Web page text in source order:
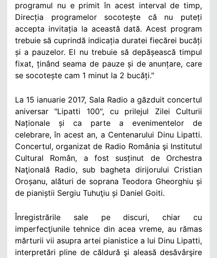
programul nu e primit în acest interval de timp,
Direcția programelor socotește că nu puteți
accepta invitația la această dată. Acest program
trebuie să cuprindă indicația duratei fiecărei bucăți
și a pauzelor. El nu trebuie să depășească timpul
fixat, ținând seama de pauze și de anunțare, care
se socotește cam 1 minut la 2 bucăți."
La 15 ianuarie 2017, Sala Radio a găzduit concertul
aniversar "Lipatti 100", cu prilejul Zilei Culturii
Naționale și ca parte a evenimentelor de
celebrare, în acest an, a Centenarului Dinu Lipatti.
Concertul, organizat de Radio România şi Institutul
Cultural Român, a fost susținut de Orchestra
Naţională Radio, sub bagheta dirijorului Cristian
Oroșanu, alături de soprana Teodora Gheorghiu și
de pianiștii Sergiu Tuhuţiu și Daniel Goiti.
Înregistrările sale pe discuri, chiar cu
imperfecţiunile tehnice din acea vreme, au rămas
mărturii vii asupra artei pianistice a lui Dinu Lipatti,
interpretări pline de căldură şi aleasă desăvârşire